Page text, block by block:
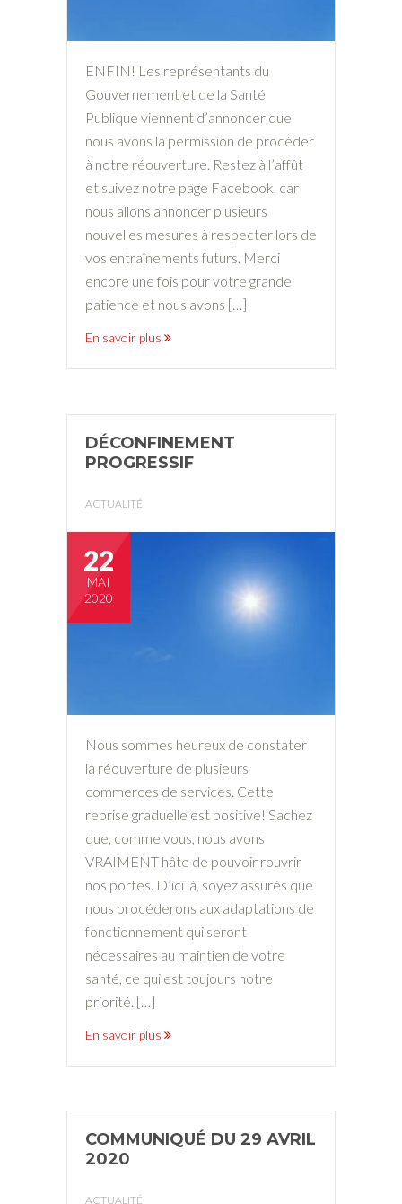
ENFIN! Les représentants du
Gouvernement et de la Santé
Publique viennent d’annoncer que
nous avons la permission de procéder
à notre réouverture. Restez à l’affût
et suivez notre page Facebook, car
nous allons annoncer plusieurs
nouvelles mesures à respecter lors de
vos entraînements futurs. Merci
encore une fois pour votre grande
patience et nous avons […]
En savoir plus
DÉCONFINEMENT
PROGRESSIF
ACTUALITÉ
22
MAI
2020
Nous sommes heureux de constater
la réouverture de plusieurs
commerces de services. Cette
reprise graduelle est positive! Sachez
que, comme vous, nous avons
VRAIMENT hâte de pouvoir rouvrir
nos portes. D’ici là, soyez assurés que
nous procéderons aux adaptations de
fonctionnement qui seront
nécessaires au maintien de votre
santé, ce qui est toujours notre
priorité. […]
En savoir plus
COMMUNIQUÉ DU 29 AVRIL
2020
ACTUALITÉ